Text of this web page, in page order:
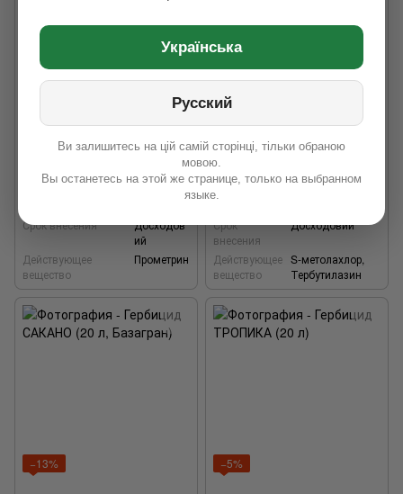
−15%
Гербицид МАТРИКА (20 л)
Срок внесения
Досходов
ий
Действующее
вещество
Прометрин
−4%
Гербицид ОТТЕР ФОРТЕ (20 л)
7 750 грн 8 040 грн
Срок
внесения
Досходовий
Действующее
вещество
S-метолахлор,
Тербутилазин
−13% −5%
Українська
Русский
Ви залишитесь на цій самій сторінці, тільки обраною
мовою.
Вы останетесь на этой же странице, только на выбранном
языке.